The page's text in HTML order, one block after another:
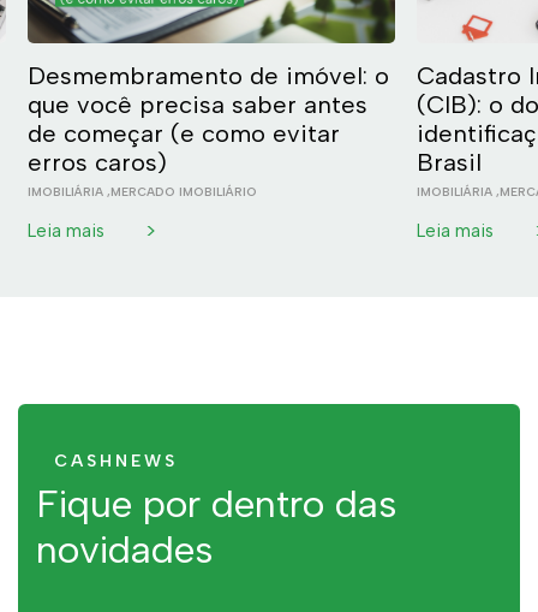
Desmembramento de imóvel: o
que você precisa saber antes
de começar (e como evitar
erros caros)
IMOBILIÁRIA ,MERCADO IMOBILIÁRIO
Leia mais >
Cadastro
(CIB): o
Brasil
IMOBILIÁRIA,
Leia mais
CASHNEWS
Fique por dentro das
novidades